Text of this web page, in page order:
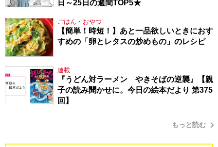
日～25日の週間TOP5★
ごはん・おやつ
【簡単！時短！】あと一品欲しいときにおす
すめの「卵とレタスの炒めもの」のレシピ
連載
『うどん対ラーメン やきそばの逆襲』【親
子の読み聞かせに。今日の絵本だより 第375
回】
もっと読む